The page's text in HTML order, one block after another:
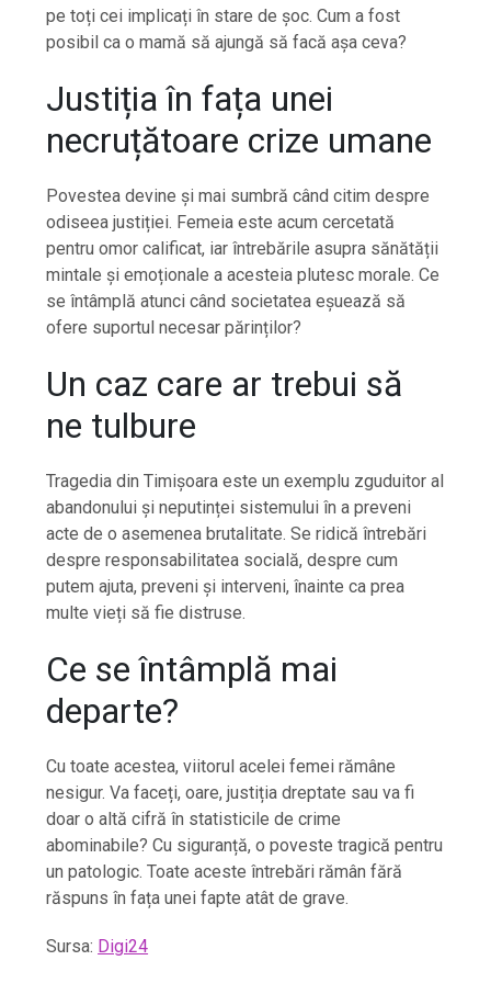
pe toți cei implicați în stare de șoc. Cum a fost
posibil ca o mamă să ajungă să facă așa ceva?
Justiția în fața unei
necruțătoare crize umane
Povestea devine și mai sumbră când citim despre
odiseea justiției. Femeia este acum cercetată
pentru omor calificat, iar întrebările asupra sănătății
mintale și emoționale a acesteia plutesc morale. Ce
se întâmplă atunci când societatea eșuează să
ofere suportul necesar părinților?
Un caz care ar trebui să
ne tulbure
Tragedia din Timișoara este un exemplu zguduitor al
abandonului și neputinței sistemului în a preveni
acte de o asemenea brutalitate. Se ridică întrebări
despre responsabilitatea socială, despre cum
putem ajuta, preveni și interveni, înainte ca prea
multe vieți să fie distruse.
Ce se întâmplă mai
departe?
Cu toate acestea, viitorul acelei femei rămâne
nesigur. Va faceți, oare, justiția dreptate sau va fi
doar o altă cifră în statisticile de crime
abominabile? Cu siguranță, o poveste tragică pentru
un patologic. Toate aceste întrebări rămân fără
răspuns în fața unei fapte atât de grave.
Sursa: Digi24